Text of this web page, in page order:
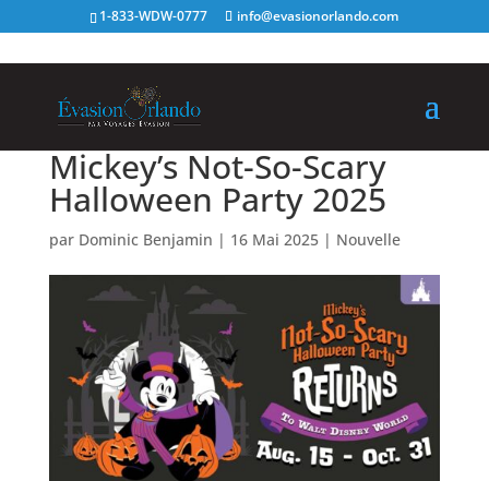
1-833-WDW-0777 info@evasionorlando.com
Mickey’s Not-So-Scary
Halloween Party 2025
par Dominic Benjamin | 16 Mai 2025| Nouvelle